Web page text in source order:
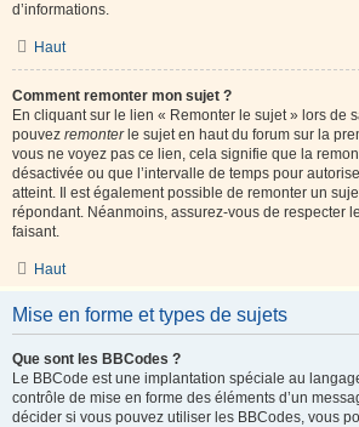
d’informations.
Haut
Comment remonter mon sujet ?
En cliquant sur le lien « Remonter le sujet » lors de
pouvez remonterle sujet en haut du forum sur la
vous ne voyez pas ce lien, cela signifie que la
désactivée ou que l’intervalle de temps pour
atteint. Il est également possible de remonter un
répondant. Néanmoins, assurez-vous de respecter
faisant.
Haut
Mise en forme et types de sujets
Que sont les BBCodes ?
Le BBCode est une implantation spéciale au
contrôle de mise en forme des éléments d’un
décider si vous pouvez utiliser les BBCodes, vous